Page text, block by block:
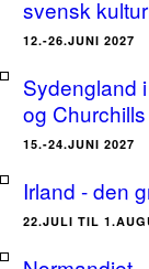
svensk
12.-26.JUNI 2027
Sydengland
og
15.-24.JUNI 2027
Irland - den
22.JULI TIL